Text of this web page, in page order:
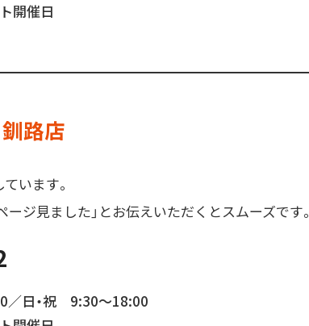
開催日
路店
います。
ージ見ました」とお伝えいただくとスムーズです。
日・祝 9:30～18:00